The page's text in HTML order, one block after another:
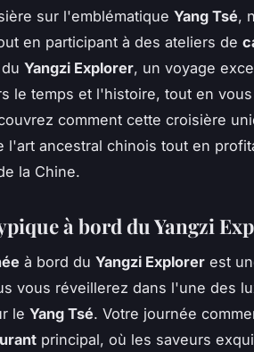
sur l'emblématique Yang Tsé,
en participant à des ateliers de
Yangzi Explorer, un voyage
le temps et l'histoire, tout en
comment cette croisière
l'art ancestral chinois tout en
la Chine.
à bord du Yangzi
à bord du Yangzi Explorer est
vous réveillerez dans l'une des
le Yang Tsé. Votre journée
principal, où les saveurs